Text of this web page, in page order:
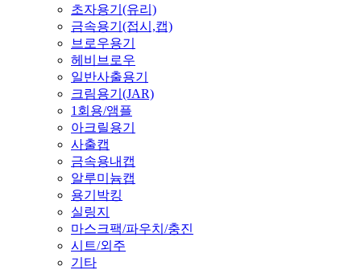
초자용기(유리)
금속용기(접시,캡)
브로우용기
헤비브로우
일반사출용기
크림용기(JAR)
1회용/앰플
아크릴용기
사출캡
금속용내캡
알루미늄캡
용기박킹
실링지
마스크팩/파우치/충진
시트/외주
기타